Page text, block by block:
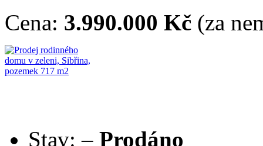
Cena: 3.990.000 Kč (za
Stav: – Prodáno